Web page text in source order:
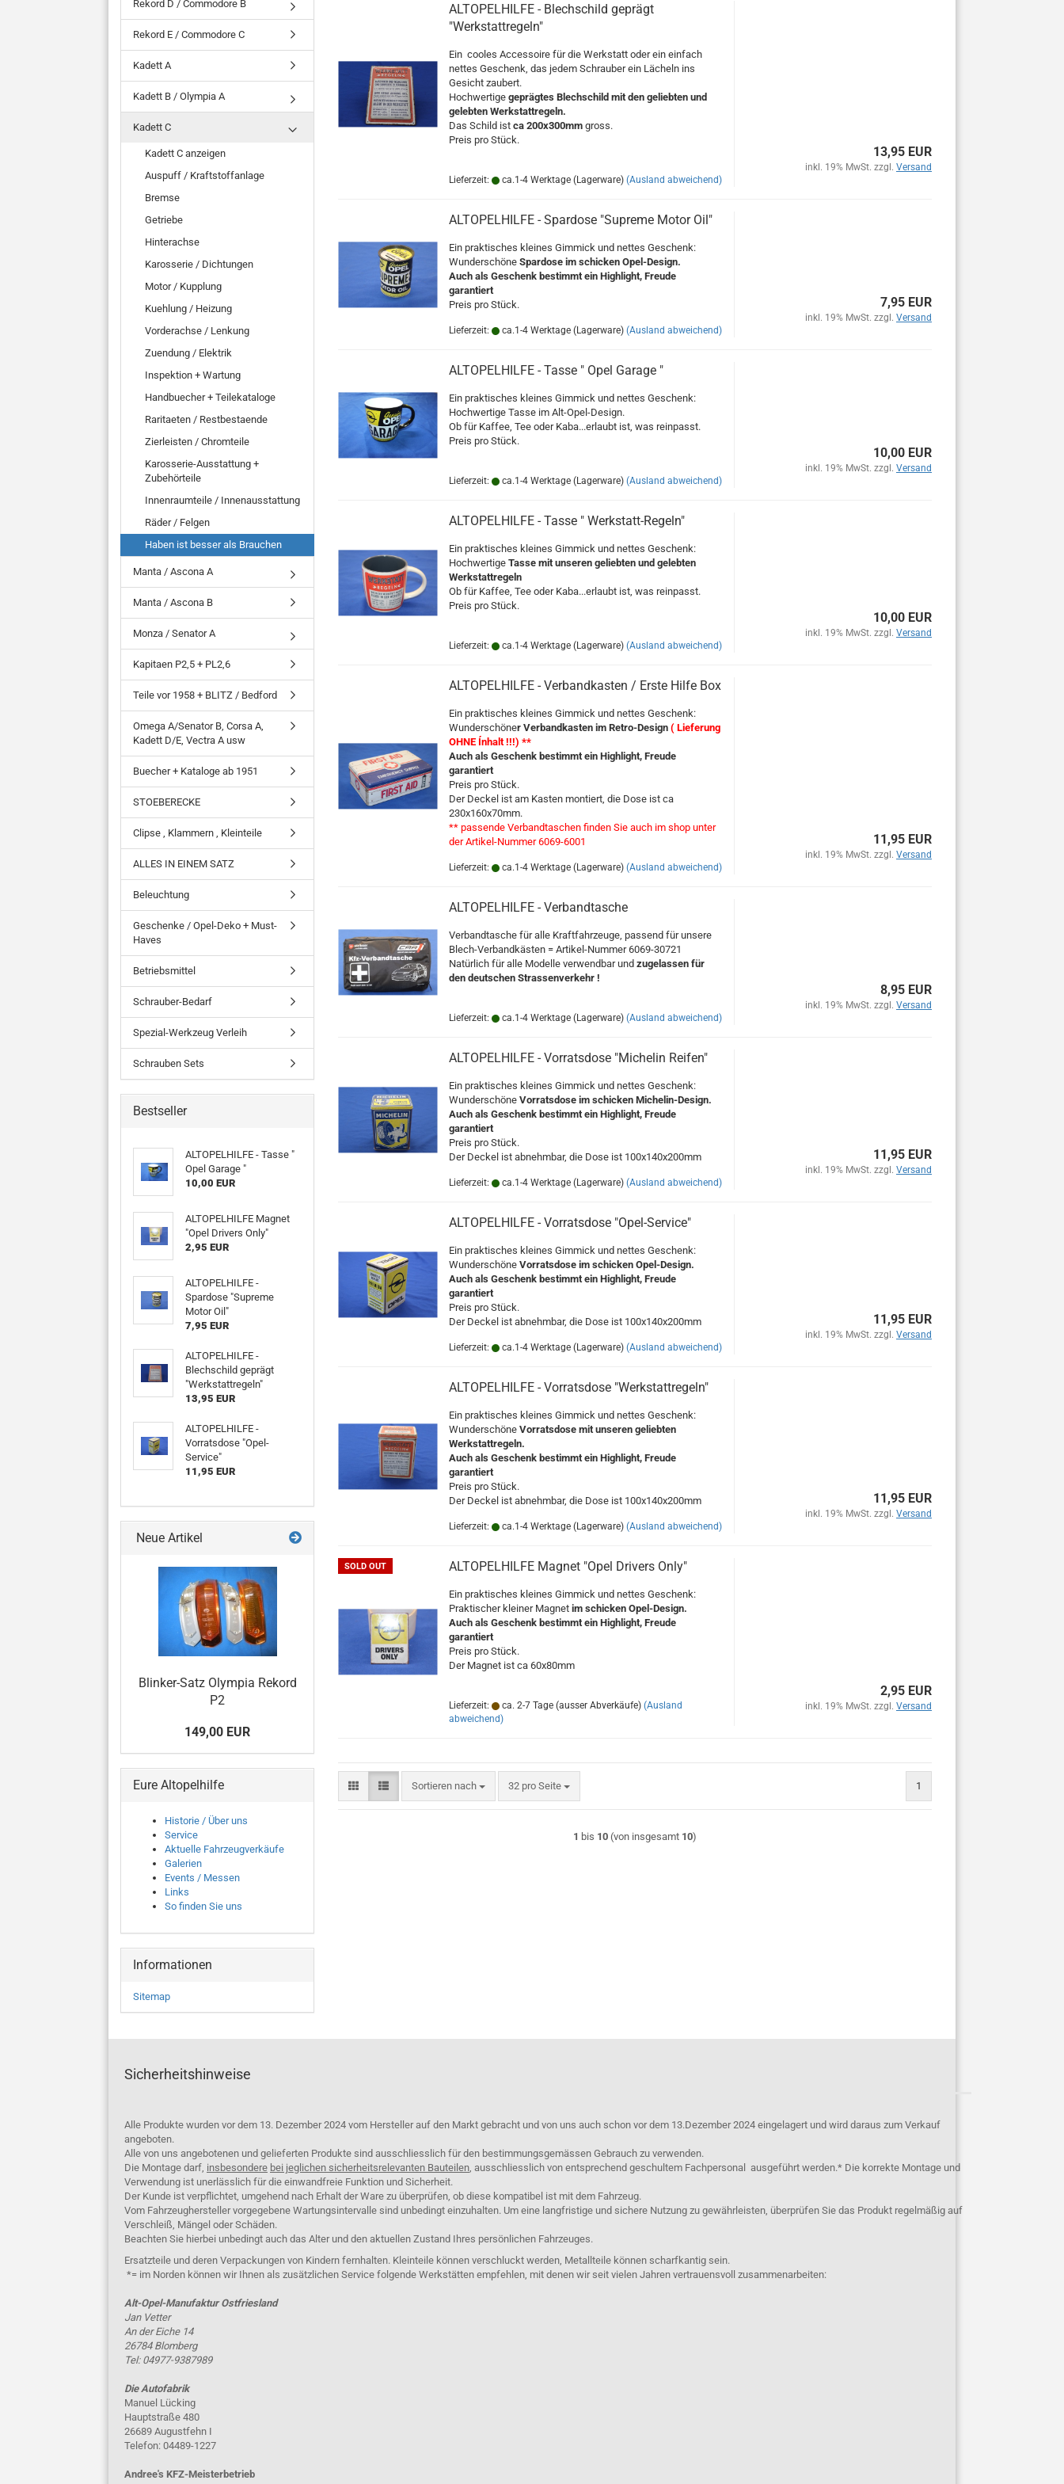
ALTOPELHILFE - Blechschild geprägt
"Werkstattregeln"
Ein cooles Accessoire für die Werkstatt oder ein einfach
nettes Geschenk, das jedem Schrauber ein Lächeln ins
Gesicht zaubert.
Hochwertige geprägtes Blechschild mit den geliebten und
gelebten Werkstattregeln.
Das Schild ist ca 200x300mm gross.
Preis pro Stück.
Lieferzeit: ca.1-4 Werktage (Lagerware) (Ausland abweichend)
13,95 EUR
inkl. 19% MwSt. zzgl. Versand
ALTOPELHILFE - Spardose "Supreme Motor Oil"
Ein praktisches kleines Gimmick und nettes Geschenk:
Wunderschöne Spardose im schicken Opel-Design.
Auch als Geschenk bestimmt ein Highlight, Freude
garantiert
Preis pro Stück.
Lieferzeit: ca.1-4 Werktage (Lagerware) (Ausland abweichend)
7,95 EUR
inkl. 19% MwSt. zzgl. Versand
ALTOPELHILFE - Tasse " Opel Garage "
Ein praktisches kleines Gimmick und nettes Geschenk:
Hochwertige Tasse im Alt-Opel-Design.
Ob für Kaffee, Tee oder Kaba...erlaubt ist, was reinpasst.
Preis pro Stück.
Lieferzeit: ca.1-4 Werktage (Lagerware) (Ausland abweichend)
10,00 EUR
inkl. 19% MwSt. zzgl. Versand
ALTOPELHILFE - Tasse " Werkstatt-Regeln"
Ein praktisches kleines Gimmick und nettes Geschenk:
Hochwertige Tasse mit unseren geliebten und gelebten
Werkstattregeln
Ob für Kaffee, Tee oder Kaba...erlaubt ist, was reinpasst.
Preis pro Stück.
Lieferzeit: ca.1-4 Werktage (Lagerware) (Ausland abweichend)
10,00 EUR
inkl. 19% MwSt. zzgl. Versand
ALTOPELHILFE - Verbandkasten / Erste Hilfe Box
Ein praktisches kleines Gimmick und nettes Geschenk:
Wunderschöner Verbandkasten im Retro-Design ( Lieferung
OHNE Ínhalt !!!) **
Auch als Geschenk bestimmt ein Highlight, Freude
garantiert
Preis pro Stück.
Der Deckel ist am Kasten montiert, die Dose ist ca
230x160x70mm.
** passende Verbandtaschen finden Sie auch im shop unter
der Artikel-Nummer 6069-6001
Lieferzeit: ca.1-4 Werktage (Lagerware) (Ausland abweichend)
11,95 EUR
inkl. 19% MwSt. zzgl. Versand
ALTOPELHILFE - Verbandtasche
Verbandtasche für alle Kraftfahrzeuge, passend für unsere
Blech-Verbandkästen = Artikel-Nummer 6069-30721
Natürlich für alle Modelle verwendbar und zugelassen für
den deutschen Strassenverkehr !
Lieferzeit: ca.1-4 Werktage (Lagerware) (Ausland abweichend)
8,95 EUR
inkl. 19% MwSt. zzgl. Versand
ALTOPELHILFE - Vorratsdose "Michelin Reifen"
Ein praktisches kleines Gimmick und nettes Geschenk:
Wunderschöne Vorratsdose im schicken Michelin-Design.
Auch als Geschenk bestimmt ein Highlight, Freude
garantiert
Preis pro Stück.
Der Deckel ist abnehmbar, die Dose ist 100x140x200mm
Lieferzeit: ca.1-4 Werktage (Lagerware) (Ausland abweichend)
11,95 EUR
inkl. 19% MwSt. zzgl. Versand
ALTOPELHILFE - Vorratsdose "Opel-Service"
Ein praktisches kleines Gimmick und nettes Geschenk:
Wunderschöne Vorratsdose im schicken Opel-Design.
Auch als Geschenk bestimmt ein Highlight, Freude
garantiert
Preis pro Stück.
Der Deckel ist abnehmbar, die Dose ist 100x140x200mm
Lieferzeit: ca.1-4 Werktage (Lagerware) (Ausland abweichend)
11,95 EUR
inkl. 19% MwSt. zzgl. Versand
ALTOPELHILFE - Vorratsdose "Werkstattregeln"
Ein praktisches kleines Gimmick und nettes Geschenk:
Wunderschöne Vorratsdose mit unseren geliebten
Werkstattregeln.
Auch als Geschenk bestimmt ein Highlight, Freude
garantiert
Preis pro Stück.
Der Deckel ist abnehmbar, die Dose ist 100x140x200mm
Lieferzeit: ca.1-4 Werktage (Lagerware) (Ausland abweichend)
11,95 EUR
inkl. 19% MwSt. zzgl. Versand
SOLD OUT ALTOPELHILFE Magnet "Opel Drivers Only"
Ein praktisches kleines Gimmick und nettes Geschenk:
Praktischer kleiner Magnet im schicken Opel-Design.
Auch als Geschenk bestimmt ein Highlight, Freude
garantiert
Preis pro Stück.
Der Magnet ist ca 60x80mm
Lieferzeit: ca. 2-7 Tage (ausser Abverkäufe) (Ausland
abweichend)
2,95 EUR
inkl. 19% MwSt. zzgl. Versand
Sortieren nach
Sortieren nach 32 pro Seite
pro Seite 1
1 bis 10 (von insgesamt 10)
Rekord D / Commodore B
Rekord E / Commodore C
Kadett A
Kadett B / Olympia A
Kadett C
Kadett C anzeigen
Auspuff / Kraftstoffanlage
Bremse
Getriebe
Hinterachse
Karosserie / Dichtungen
Motor / Kupplung
Kuehlung / Heizung
Vorderachse / Lenkung
Zuendung / Elektrik
Inspektion + Wartung
Handbuecher + Teilekataloge
Raritaeten / Restbestaende
Zierleisten / Chromteile
Karosserie-Ausstattung +
Zubehörteile
Innenraumteile / Innenausstattung
Räder / Felgen
Haben ist besser als Brauchen
Manta / Ascona A
Manta / Ascona B
Monza / Senator A
Kapitaen P2,5 + PL2,6
Teile vor 1958 + BLITZ / Bedford
Omega A/Senator B, Corsa A,
Kadett D/E, Vectra A usw
Buecher + Kataloge ab 1951
STOEBERECKE
Clipse , Klammern , Kleinteile
ALLES IN EINEM SATZ
Beleuchtung
Geschenke / Opel-Deko + Must-
Haves
Betriebsmittel
Schrauber-Bedarf
Spezial-Werkzeug Verleih
Schrauben Sets
Bestseller
ALTOPELHILFE - Tasse "
Opel Garage "
10,00 EUR
ALTOPELHILFE Magnet
"Opel Drivers Only"
2,95 EUR
ALTOPELHILFE -
Spardose "Supreme
Motor Oil"
7,95 EUR
ALTOPELHILFE -
Blechschild geprägt
"Werkstattregeln"
13,95 EUR
ALTOPELHILFE -
Vorratsdose "Opel-
Service"
11,95 EUR
Neue Artikel
Blinker-Satz Olympia Rekord
P2
149,00 EUR
Eure Altopelhilfe
Historie / Über uns
Service
Aktuelle Fahrzeugverkäufe
Galerien
Events / Messen
Links
So finden Sie uns
Informationen
Sitemap
Sicherheitshinweise
Alle Produkte wurden vor dem 13. Dezember 2024 vom Hersteller auf den Markt gebracht und von uns auch schon vor dem 13.Dezember 2024 eingelagert und wird daraus zum Verkauf
angeboten.
Alle von uns angebotenen und gelieferten Produkte sind ausschliesslich für den bestimmungsgemässen Gebrauch zu verwenden.
Die Montage darf, insbesondere bei jeglichen sicherheitsrelevanten Bauteilen, ausschliesslich von entsprechend geschultem Fachpersonal ausgeführt werden.* Die korrekte Montage und
Verwendung ist unerlässlich für die einwandfreie Funktion und Sicherheit.
Der Kunde ist verpflichtet, umgehend nach Erhalt der Ware zu überprüfen, ob diese kompatibel ist mit dem Fahrzeug.
Vom Fahrzeughersteller vorgegebene Wartungsintervalle sind unbedingt einzuhalten. Um eine langfristige und sichere Nutzung zu gewährleisten, überprüfen Sie das Produkt regelmäßig auf
Verschleiß, Mängel oder Schäden.
Beachten Sie hierbei unbedingt auch das Alter und den aktuellen Zustand Ihres persönlichen Fahrzeuges.
Ersatzteile und deren Verpackungen von Kindern fernhalten. Kleinteile können verschluckt werden, Metallteile können scharfkantig sein.
*= im Norden können wir Ihnen als zusätzlichen Service folgende Werkstätten empfehlen, mit denen wir seit vielen Jahren vertrauensvoll zusammenarbeiten:
Alt-Opel-Manufaktur Ostfriesland
Jan Vetter
An der Eiche 14
26784 Blomberg
Tel: 04977-9387989
Die Autofabrik
Manuel Lücking
Hauptstraße 480
26689 Augustfehn I
Telefon: 04489-1227
Andree's KFZ-Meisterbetrieb